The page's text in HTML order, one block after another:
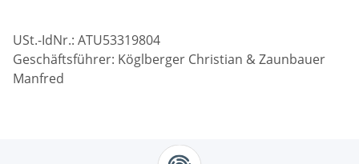
USt.-IdNr.: ATU53319804
Geschäftsführer: Köglberger Christian & Zaunbauer
Manfred